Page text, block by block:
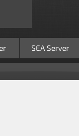
SEA Server